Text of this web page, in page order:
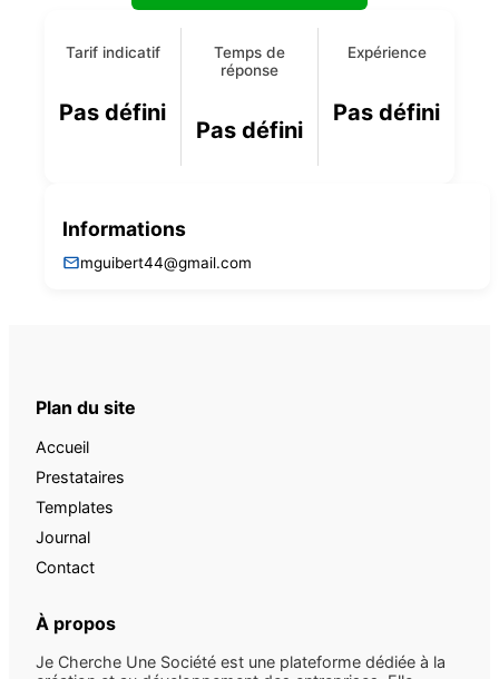
Tarif indicatif
Pas défini
Temps de
réponse
Pas défini
Expérience
Pas défini
Informations
mguibert44@gmail.com
Plan du site
Accueil
Prestataires
Templates
Journal
Contact
À propos
Je Cherche Une Société est une plateforme dédiée à la